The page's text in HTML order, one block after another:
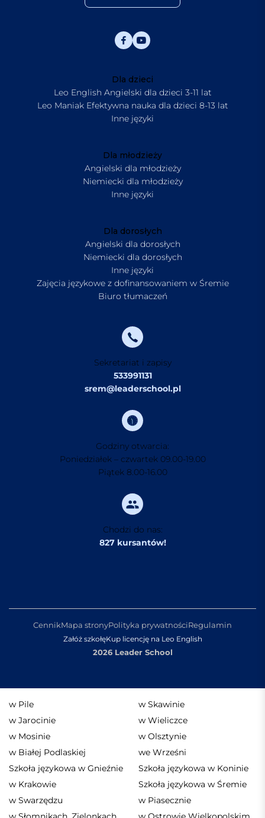
Dla dzieci
Leo English Angielski dla dzieci 3-11 lat
Leo Maniak Efektywna nauka dla dzieci 8-13 lat
Inne języki
Dla młodzieży
Angielski dla młodzieży
Niemiecki dla młodzieży
Inne języki
Dla dorosłych
Angielski dla dorosłych
Niemiecki dla dorosłych
Inne języki
Zajęcia językowe z dofinansowaniem w Śremie
Biuro tłumaczeń
Sekretariat i zapisy
533991131
srem@leaderschool.pl
Godziny otwarcia:
Poniedziałek – czwartek 09.00-19.00
Piątek 8.00-16.00
Chodzi do nas:
827 kursantów!
2026 Leader School
Załóż szkołęKup licencję na Leo English
CennikMapa stronyPolityka prywatnościRegulamin
w Pile
w Skawinie
w Jarocinie
w Wieliczce
w Mosinie
w Olsztynie
w Białej Podlaskiej
we Wrześni
Szkoła językowa w Gnieźnie
Szkoła językowa w Koninie
w Krakowie
Szkoła językowa w Śremie
w Swarzędzu
w Piasecznie